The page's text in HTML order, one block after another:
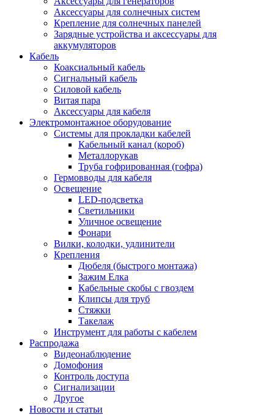
Аксессуары для солнечных систем
Крепление для солнечных панелей
Зарядные устройства и аксессуары для
аккумуляторов
Кабель
Коаксиальный кабель
Сигнальный кабель
Силовой кабель
Витая пара
Аксессуары для кабеля
Электромонтажное оборудование
Системы для прокладки кабелей
Кабельный канал (короб)
Металлорукав
Труба гофрированная (гофра)
Гермовводы для кабеля
Освещение
LED-подсветка
Светильники
Уличное освещение
Фонари
Вилки, колодки, удлинители
Крепления
Дюбеля (быстрого монтажа)
Зажим Елка
Кабельные скобы с гвоздем
Клипсы для труб
Стяжки
Такелаж
Инструмент для работы с кабелем
Распродажа
Видеонаблюдение
Домофония
Контроль доступа
Сигнализации
Другое
Новости и статьи